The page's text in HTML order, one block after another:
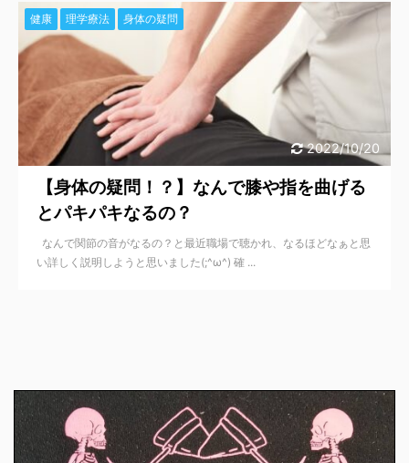
2022/10/20
健康 理学療法 身体の疑問
【身体の疑問！？】なんで膝や指を曲げる
とパキパキなるの？
なんで関節の音がなるの？と最近職場で聴かれ、なるほどなぁと思
い詳しく説明しようと思いました(;^ω^) 確 ...